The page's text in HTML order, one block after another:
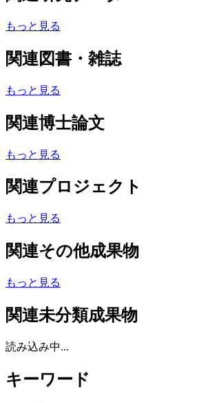
もっと見る
関連図書・雑誌
もっと見る
関連博士論文
もっと見る
関連プロジェクト
もっと見る
関連その他成果物
もっと見る
関連未分類成果物
読み込み中...
キーワード